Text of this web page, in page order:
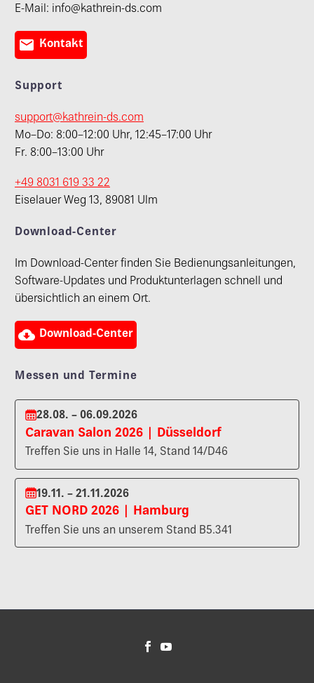
E-Mail: info@kathrein-ds.com
 Kontakt
Support
support@kathrein-ds.com
Mo–Do: 8:00–12:00 Uhr, 12:45–17:00 Uhr
Fr. 8:00–13:00 Uhr
+49 8031 619 33 22
Eiselauer Weg 13, 89081 Ulm
Download-Center
Im Download-Center finden Sie Bedienungsanleitungen,
Software-Updates und Produktunterlagen schnell und
übersichtlich an einem Ort.
 Download-Center
Messen und Termine
28.08. – 06.09.2026
Caravan Salon 2026 | Düsseldorf
Treffen Sie uns in Halle 14, Stand 14/D46
19.11. – 21.11.2026
GET NORD 2026 | Hamburg
Treffen Sie uns an unserem Stand B5.341